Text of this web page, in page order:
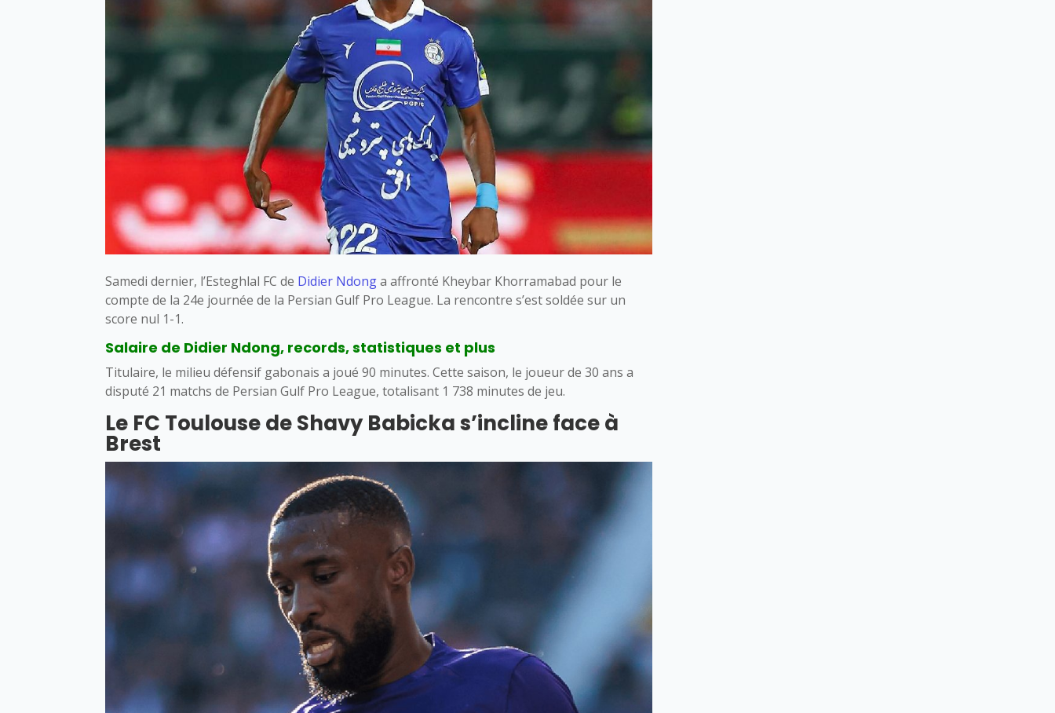
Samedi dernier, l’Esteghlal FC de Didier Ndonga affronté Kheybar Khorramabad pour le
compte de la 24e journée de la Persian Gulf Pro League. La rencontre s’est soldée sur un
score nul 1-1.
Salaire de Didier Ndong, records, statistiques et plus
Titulaire, le milieu défensif gabonais a joué 90 minutes. Cette saison, le joueur de 30 ans a
disputé 21 matchs de Persian Gulf Pro League, totalisant 1 738 minutes de jeu.
Le FC Toulouse de Shavy Babicka s’incline face à
Brest